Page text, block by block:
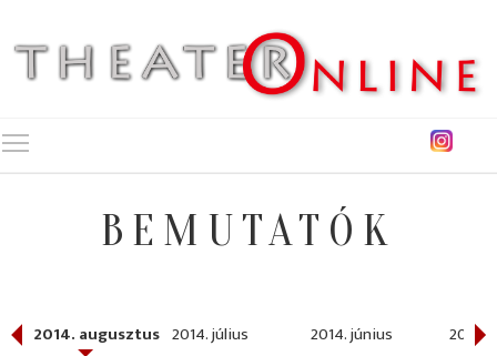
BEMUTATÓK
2014. augusztus 2014. július 2014. június 2014.